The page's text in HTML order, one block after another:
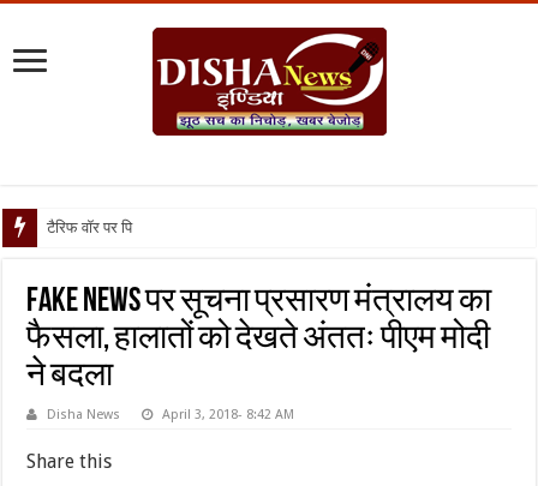
टैरिफ वॉर पर पिघली बर्फ, ट्रंप औ
Fake News पर सूचना प्रसारण मंत्रालय का
फैसला, हालातों को देखते अंततः पीएम मोदी
ने बदला
Disha News April 3, 2018- 8:42 AM
Share this